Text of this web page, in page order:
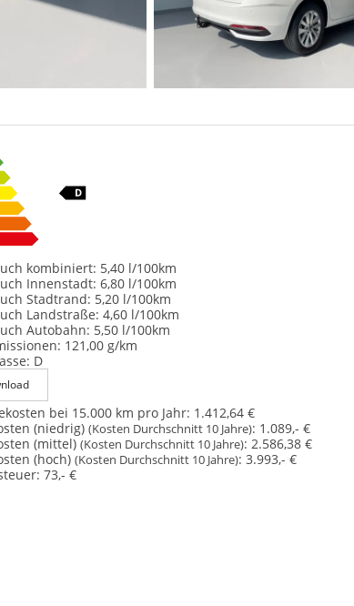
kombiniert: 5,40 l/100km
Innenstadt: 6,80 l/100km
Stadtrand: 5,20 l/100km
Landstraße: 4,60 l/100km
Autobahn: 5,50 l/100km
121,00 g/km
D
bei 15.000 km pro Jahr: 1.412,64 €
(niedrig) (Kosten Durchschnitt 10 Jahre): 1.089,- €
(mittel) (Kosten Durchschnitt 10 Jahre): 2.586,38 €
(hoch) (Kosten Durchschnitt 10 Jahre): 3.993,- €
73,- €